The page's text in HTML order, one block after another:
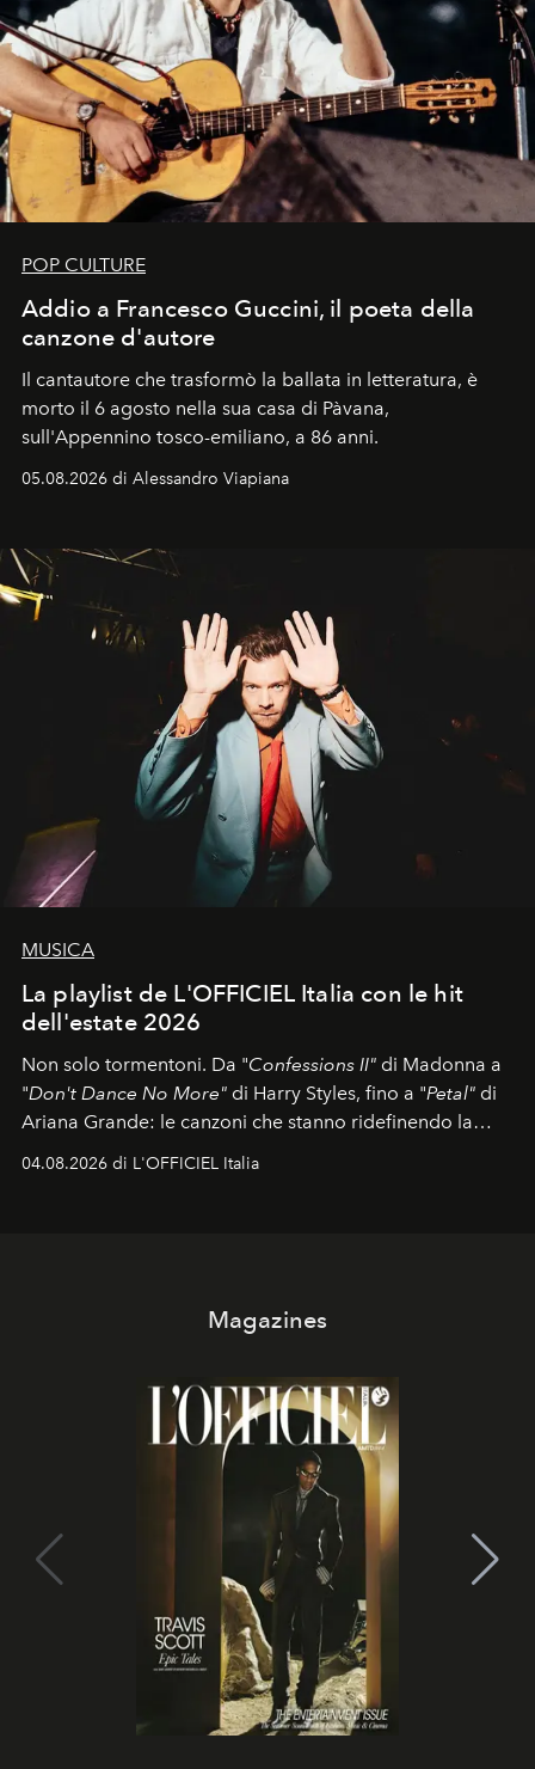
POP CULTURE
Addio a Francesco Guccini, il poeta della
canzone d'autore
Il cantautore che trasformò la ballata in letteratura, è
morto il 6 agosto nella sua casa di Pàvana,
sull'Appennino tosco-emiliano, a 86 anni.
05.08.2026 di Alessandro Viapiana
MUSICA
La playlist de L'OFFICIEL Italia con le hit
dell'estate 2026
Non solo tormentoni. Da "Confessions II" di Madonna a
"Don't Dance No More" di Harry Styles, fino a "Petal" di
Ariana Grande: le canzoni che stanno ridefinendo la
04.08.2026 di L'OFFICIEL Italia
Magazines